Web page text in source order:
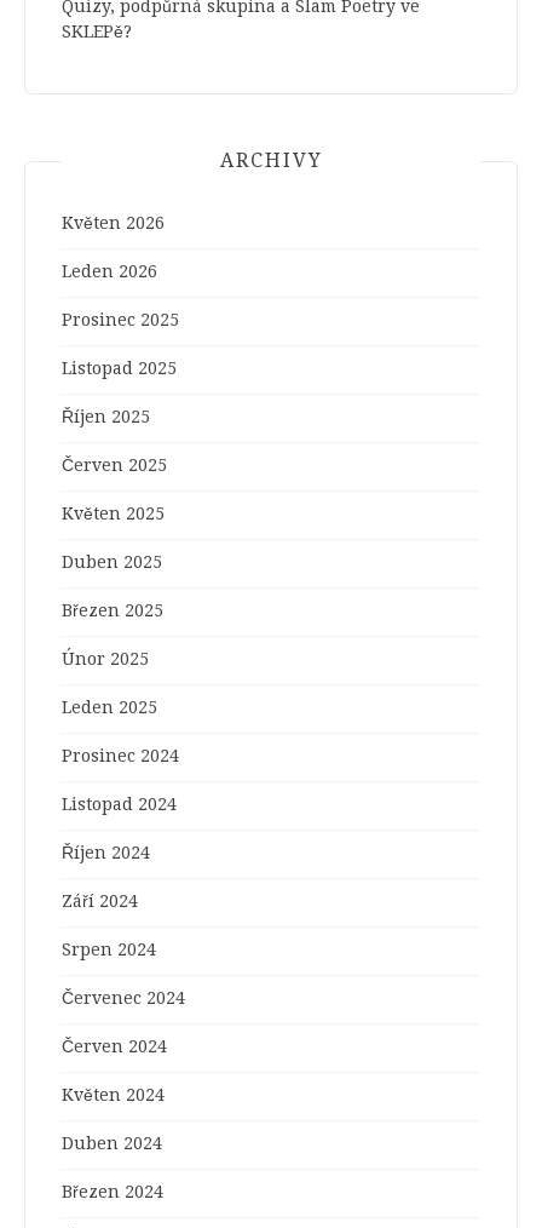
Quizy, podpůrná skupina a Slam Poetry ve
SKLEPě?
ARCHIVY
Květen 2026
Leden 2026
Prosinec 2025
Listopad 2025
Říjen 2025
Červen 2025
Květen 2025
Duben 2025
Březen 2025
Únor 2025
Leden 2025
Prosinec 2024
Listopad 2024
Říjen 2024
Září 2024
Srpen 2024
Červenec 2024
Červen 2024
Květen 2024
Duben 2024
Březen 2024